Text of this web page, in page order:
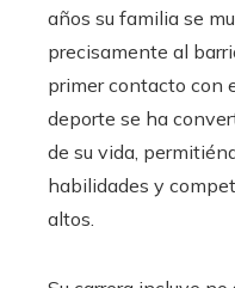
años su familia se
precisamente al
primer contacto con
deporte se ha
de su vida,
habilidades y
altos.